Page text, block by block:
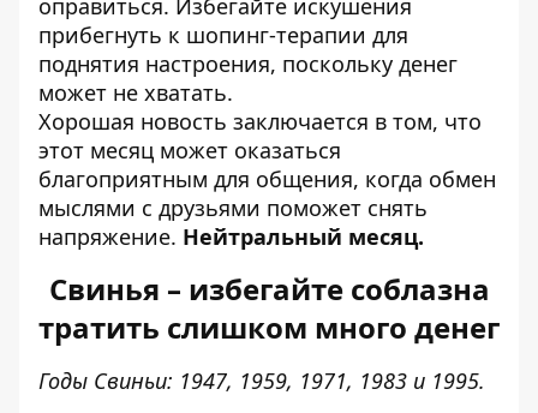
оправиться. Избегайте искушения
прибегнуть к шопинг-терапии для
поднятия настроения, поскольку денег
может не хватать.
Хорошая новость заключается в том, что
этот месяц может оказаться
благоприятным для общения, когда обмен
мыслями с друзьями поможет снять
напряжение. Нейтральный месяц.
Свинья – избегайте соблазна
тратить слишком много денег
Годы Свиньи: 1947, 1959, 1971, 1983 и 1995.